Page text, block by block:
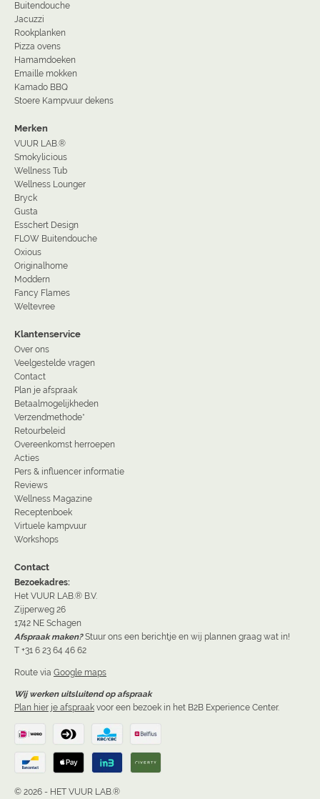
Buitendouche
Jacuzzi
Rookplanken
Pizza ovens
Hamamdoeken
Emaille mokken
Kamado BBQ
Stoere Kampvuur dekens
Merken
VUUR LAB.®
Smokylicious
Wellness Tub
Wellness Lounger
Bryck
Gusta
Esschert Design
FLOW Buitendouche
Oxious
Originalhome
Moddern
Fancy Flames
Weltevree
Klantenservice
Over ons
Veelgestelde vragen
Contact
Plan je afspraak
Betaalmogelijkheden
Verzendmethode*
Retourbeleid
Overeenkomst herroepen
Acties
Pers & influencer informatie
Reviews
Wellness Magazine
Receptenboek
Virtuele kampvuur
Workshops
Contact
Bezoekadres:
Het VUUR LAB.® B.V.
Zijperweg 26
1742 NE Schagen
Afspraak maken? Stuur ons een berichtje en wij plannen graag wat in!
T +31 6 23 64 46 62
Route via Google maps
Wij werken uitsluitend op afspraak
Plan hier je afspraak voor een bezoek in het B2B Experience Center.
© 2026 - HET VUUR LAB.®